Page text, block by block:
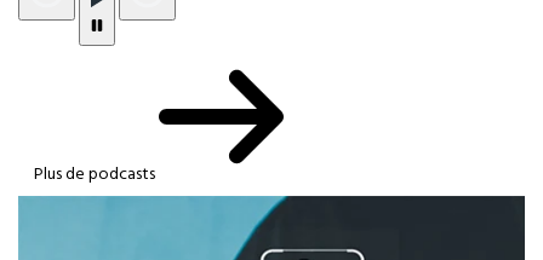
Plus de podcasts